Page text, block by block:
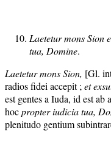
Laetetur mons Sion
tua, Domine.
Laetetur mons Sion, [Gl.
radios fidei accepit ; et
est gentes a Iuda, id est ab
hocpropter iudicia tua,
plenitudo gentium